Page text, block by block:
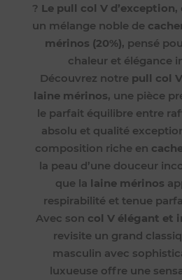
? Le pull col V d’exception,
un mélange noble de
mérinos (20%), pensé
chaleur et élégance
Découvrez notre pull col
laine mérinos, une pièce
le parfait équilibre entre
absolu et qualité
composition riche en
la peau d’une douceur
que la laine mérinos
respirabilité et tenue
Avec son col V élégant et
revisite un grand
masculin avec
luxueuse offre une